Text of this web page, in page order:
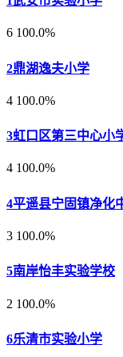
6 100.0%
2鼎湖逸夫小学
4 100.0%
3虹口区第三中心小
4 100.0%
4平遥县宁固镇净化
3 100.0%
5南岸怡丰实验学校
2 100.0%
6乐清市实验小学